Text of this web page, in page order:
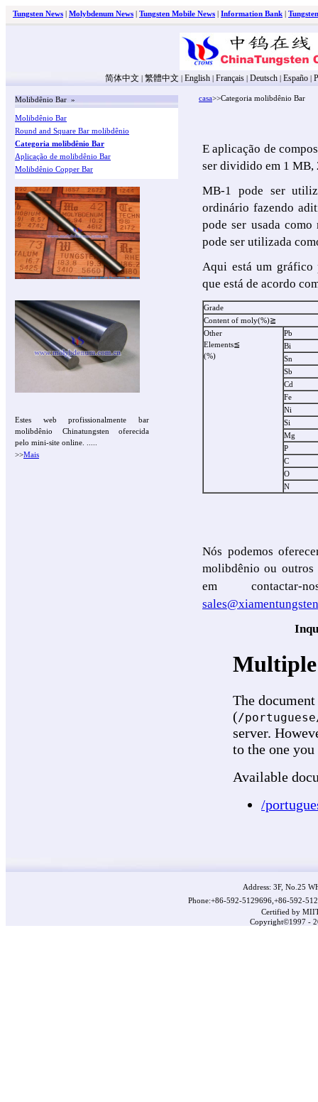
Tungsten News | Molybdenum News | Tungsten Mobile News | Information Bank |
简体中文 | 繁體中文 | English | Français | Deutsch | Españo |
Molibdênio Bar »
Molibdênio Bar
Round and Square Bar molibdênio
Categoria molibdênio Bar
Aplicação de molibdênio Bar
Molibdênio Copper Bar
Estes web profissionalmente bar
molibdênio Chinatungsten oferecida
pelo mini-site online. .....
>>Mais
casa>>Categoria molibdênio Bar
E aplicação de
ser dividido em 1
MB-1 pode ser
ordinário fazendo
pode ser usada
pode ser utilizada
Aqui está um gráfico
que está de acordo
Grade
Content of moly(%)≧
Other
Elements≦
(%)
Pb
Bi
Sn
Sb
Cd
Fe
Ni
Si
Mg
P
C
O
N
Nós podemos
molibdênio ou outros
em
Address: 3F, No.25
Phone:+86-592-5129696,+86-592-
Certified by
Copyright©1997 -